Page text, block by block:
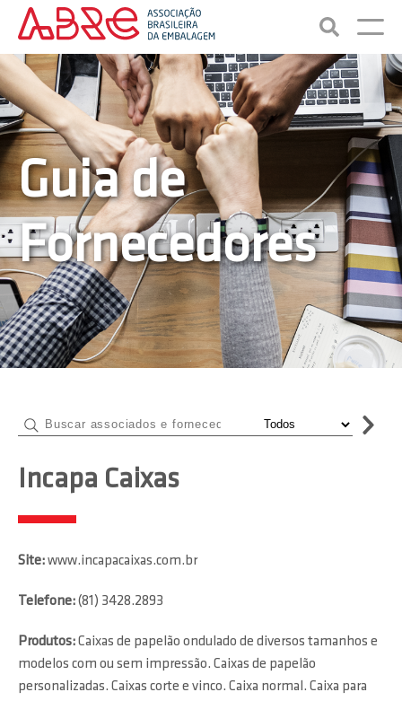
Guia de
Fornecedores
Incapa Caixas
Site:www.incapacaixas.com.br
Telefone:(81) 3428.2893
Produtos:Caixas de papelão ondulado de diversos tamanhos e
modelos com ou sem impressão. Caixas de papelão
personalizadas. Caixas corte e vinco. Caixa normal. Caixa para